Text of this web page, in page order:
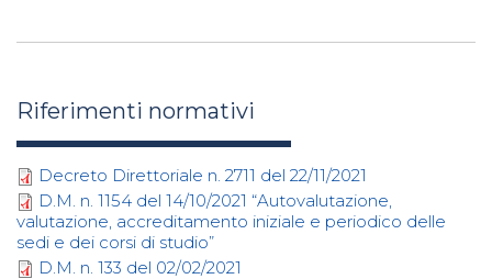
Riferimenti normativi
Decreto Direttoriale n. 2711 del 22/11/2021
D.M. n. 1154 del 14/10/2021 “Autovalutazione,
valutazione, accreditamento iniziale e periodico delle
sedi e dei corsi di studio”
D.M. n. 133 del 02/02/2021